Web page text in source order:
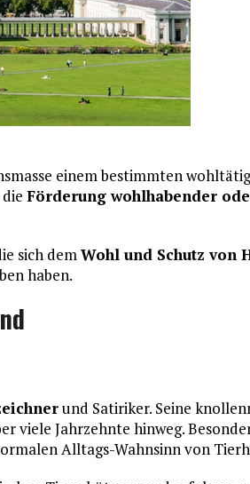
einem bestimmten
Förderung wohlhabender
sich demWohl und Schutz von
haben.
und Satiriker. Seine
viele Jahrzehnte hinweg.
Alltags-Wahnsinn von